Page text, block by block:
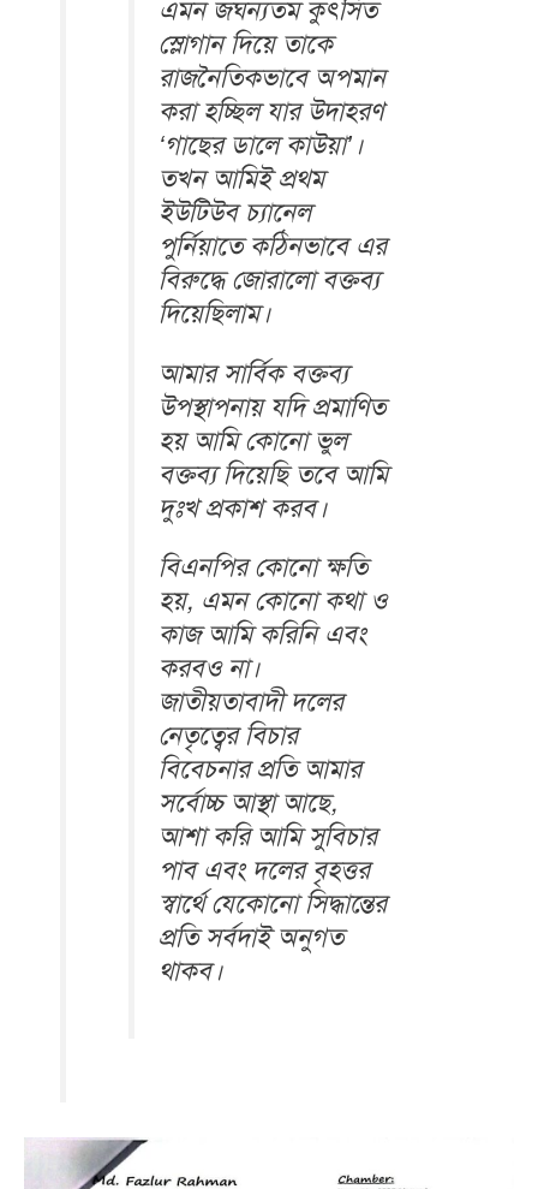
এমন জঘন্যতম কুৎসিত
স্লোগান দিয়ে তাকে
রাজনৈতিকভাবে অপমান
করা হচ্ছিল যার উদাহরণ
‌‘গাছের ডালে কাউয়া’।
তখন আমিই প্রথম
ইউটিউব চ্যানেল
পুর্নিয়াতে কঠিনভাবে এর
বিরুদ্ধে জোরালো বক্তব্য
দিয়েছিলাম।
আমার সার্বিক বক্তব্য
উপস্থাপনায় যদি প্রমাণিত
হয় আমি কোনো ভুল
বক্তব্য দিয়েছি তবে আমি
দুঃখ প্রকাশ করব।
বিএনপির কোনো ক্ষতি
হয়, এমন কোনো কথা ও
কাজ আমি করিনি এবং
করবও না।
জাতীয়তাবাদী দলের
নেতৃত্বের বিচার
বিবেচনার প্রতি আমার
সর্বোচ্চ আস্থা আছে,
আশা করি আমি সুবিচার
পাব এবং দলের বৃহত্তর
স্বার্থে যেকোনো সিদ্ধান্তের
প্রতি সর্বদাই অনুগত
থাকব।